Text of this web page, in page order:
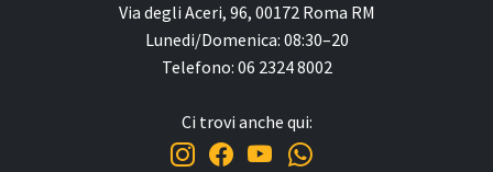
Via degli Aceri, 96, 00172 Roma RM
Lunedi/Domenica: 08:30–20
Telefono: 06 2324 8002
Ci trovi anche qui: